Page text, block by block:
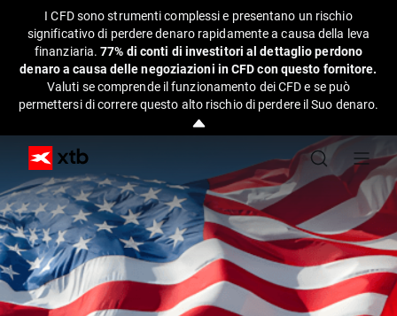
I CFD sono strumenti complessi e presentano un rischio
significativo di perdere denaro rapidamente a causa della leva
finanziaria.77% di conti di investitori al dettaglio perdono
denaro a causa delle negoziazioni in CFD con questo fornitore.
Valuti se comprende il funzionamento dei CFD e se può
permettersi di correre questo alto rischio di perdere il Suo denaro.